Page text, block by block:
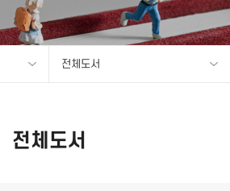
전체도서
전체도서